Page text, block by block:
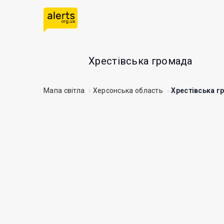
Хрестівська громада
Мапа світла Херсонська область Хрестівська